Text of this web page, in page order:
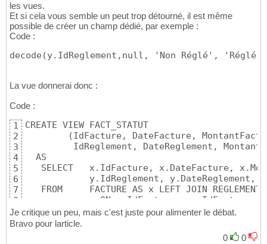
les vues.
Et si cela vous semble un peut trop détourné, il est même
possible de créer un champ dédié, par exemple :
Code :
decode(y.IdReglement,null, 'Non Réglé',
La vue donnerai donc :
Code :
1
2
3
4
5
6
7
8
CREATE VIEW FACT_STATUT
(IdFacture, DateFacture,
IdReglement, DateReglement,
  AS
SELECT   x.IdFacture, x.DateFacture,
y.IdReglement, y.DateReglement,
FROM     FACTURE AS x LEFT JOIN
              ON x.IdFacture = y.IdFacture ;
Je critique un peu, mais c'est juste pour alimenter le débat.
Bravo pour larticle.
0
0